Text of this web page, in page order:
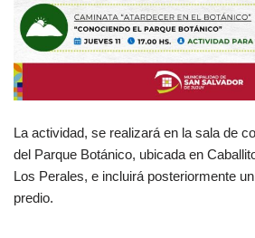
La actividad, se realizará en la sala de
del Parque Botánico, ubicada en
Los Perales, e incluirá posteriormente
predio.